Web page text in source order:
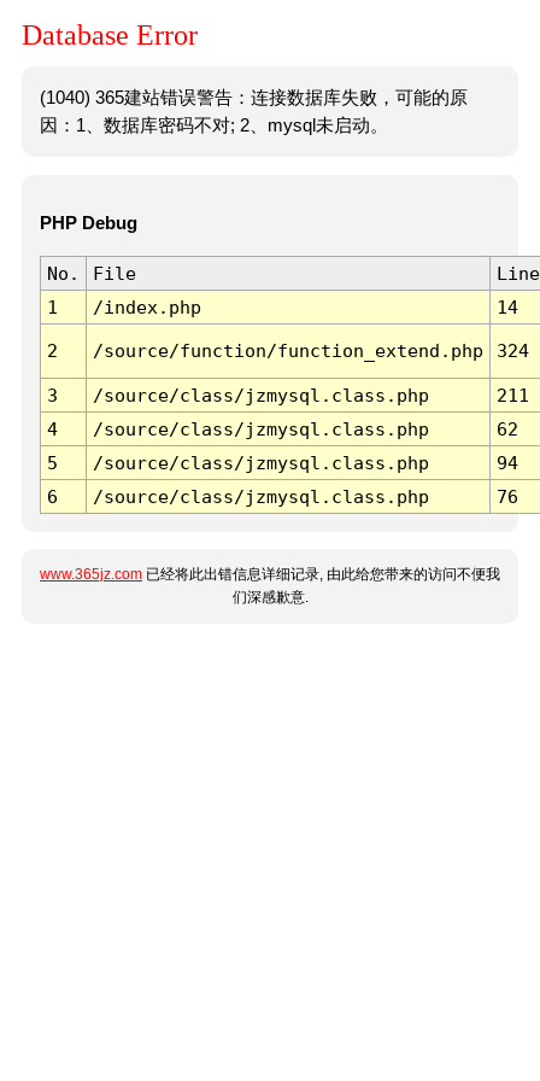
Database Error
(1040) 365建站错误警告：连接数据库失败，可能的原
因：1、数据库密码不对; 2、mysql未启动。
PHP Debug
No. File
Line
1
/index.php 14
2 /source/function/function_extend.php 324
3 /source/class/jzmysql.class.php
211
4
/source/class/jzmysql.class.php
62
5
/source/class/jzmysql.class.php
94
6
/source/class/jzmysql.class.php 76
www.365jz.com 已经将此出错信息详细记录, 由此给您带来的访问不便我
们深感歉意.